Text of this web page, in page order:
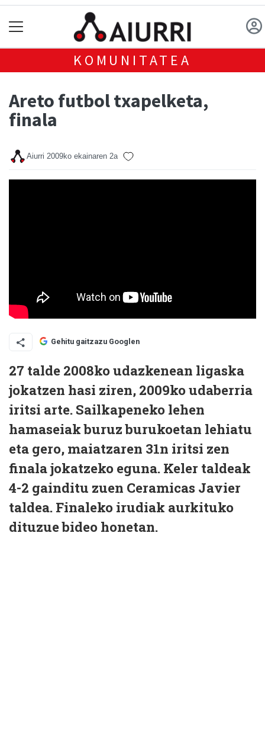
KOMUNITATEA
Areto futbol txapelketa,
finala
Aiurri 2009ko ekainaren 2a
Gehitu gaitzazu Googlen
27 talde 2008ko udazkenean ligaska
jokatzen hasi ziren, 2009ko udaberria
iritsi arte. Sailkapeneko lehen
hamaseiak buruz burukoetan lehiatu
eta gero, maiatzaren 31n iritsi zen
finala jokatzeko eguna. Keler taldeak
4-2 gainditu zuen Ceramicas Javier
taldea. Finaleko irudiak aurkituko
dituzue bideo honetan.